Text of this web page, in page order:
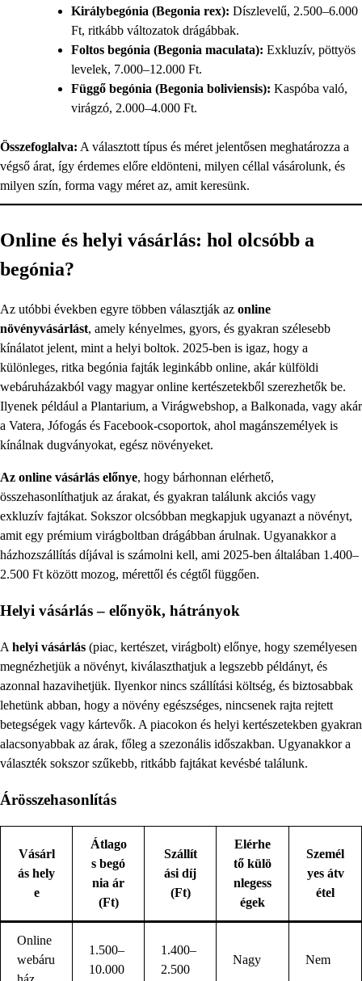
Királybegónia (Begonia rex): Díszlevelű, 2.500–6.000
Ft, ritkább változatok drágábbak.
Foltos begónia (Begonia maculata): Exkluzív, pöttyös
levelek, 7.000–12.000 Ft.
Függő begónia (Begonia boliviensis): Kaspóba való,
virágzó, 2.000–4.000 Ft.
Összefoglalva: A választott típus és méret jelentősen meghatározza a
végső árat, így érdemes előre eldönteni, milyen céllal vásárolunk, és
milyen szín, forma vagy méret az, amit keresünk.
Online és helyi vásárlás: hol olcsóbb a
begónia?
Az utóbbi években egyre többen választják az online
növényvásárlást, amely kényelmes, gyors, és gyakran szélesebb
kínálatot jelent, mint a helyi boltok. 2025-ben is igaz, hogy a
különleges, ritka begónia fajták leginkább online, akár külföldi
webáruházakból vagy magyar online kertészetekből szerezhetők be.
Ilyenek például a Plantarium, a Virágwebshop, a Balkonada, vagy akár
a Vatera, Jófogás és Facebook-csoportok, ahol magánszemélyek is
kínálnak dugványokat, egész növényeket.
Az online vásárlás előnye, hogy bárhonnan elérhető,
összehasonlíthatjuk az árakat, és gyakran találunk akciós vagy
exkluzív fajtákat. Sokszor olcsóbban megkapjuk ugyanazt a növényt,
amit egy prémium virágboltban drágábban árulnak. Ugyanakkor a
házhozszállítás díjával is számolni kell, ami 2025-ben általában 1.400–
2.500 Ft között mozog, mérettől és cégtől függően.
Helyi vásárlás – előnyök, hátrányok
A helyi vásárlás (piac, kertészet, virágbolt) előnye, hogy személyesen
megnézhetjük a növényt, kiválaszthatjuk a legszebb példányt, és
azonnal hazavihetjük. Ilyenkor nincs szállítási költség, és biztosabbak
lehetünk abban, hogy a növény egészséges, nincsenek rajta rejtett
betegségek vagy kártevők. A piacokon és helyi kertészetekben gyakran
alacsonyabbak az árak, főleg a szezonális időszakban. Ugyanakkor a
választék sokszor szűkebb, ritkább fajtákat kevésbé találunk.
Árösszehasonlítás
Vásárl
ás hely
e
Átlago
s begó
nia ár
(Ft)
Szállít
ási díj
(Ft)
Elérhe
tő külö
nlegess
égek
Személ
yes átv
étel
Online
webáru
1.500–
10.000
1.400–
2.500
Nagy Nem